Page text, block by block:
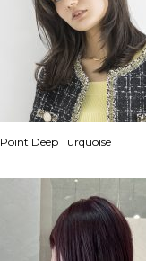
Point Deep Turquoise